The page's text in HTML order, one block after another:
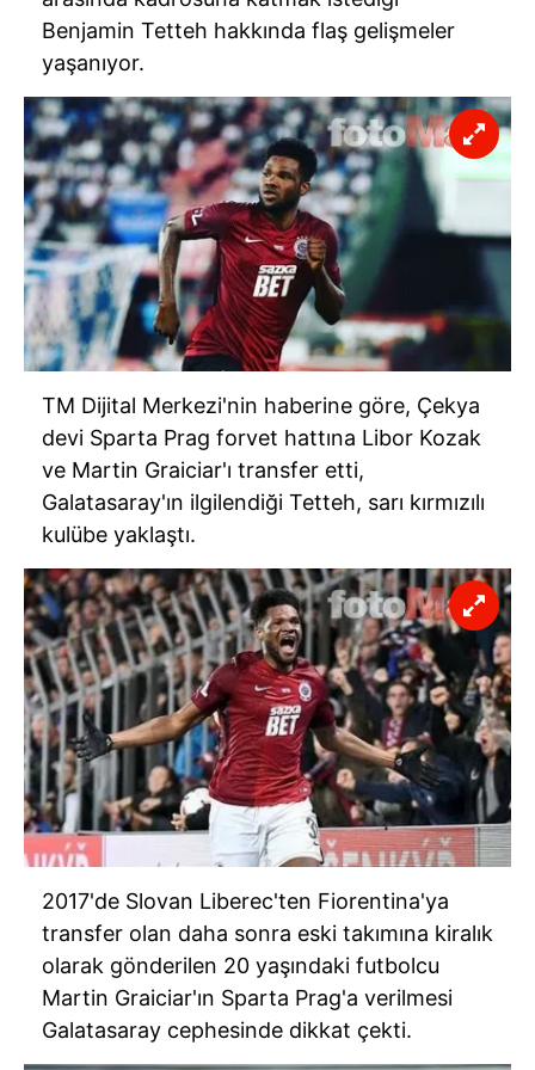
vasıtasıyla belirleyebilirsiniz. Çerezlere ilişkin detaylı bilgi
için Ayarlar butonuna tıklayabilir,
Çerez Bilgilendirme
Metnimiziziyaret edebilirsiniz.
6698 sayılı Kişisel Verilerin Korunması Kanunu uyarınca
hazırlanmış Aydınlatma Metnimizi okumak ve sitemizde
ilgili mevzuata uygun olarak kullanılan çerezlerle ilgili bilgi
almak için lütfentıklayınız.
Benjamin Tetteh hakkında flaş gelişmeler
yaşanıyor.
TM Dijital Merkezi'nin haberine göre, Çekya
devi Sparta Prag forvet hattına Libor Kozak
ve Martin Graiciar'ı transfer etti,
Galatasaray'ın ilgilendiği Tetteh, sarı kırmızılı
kulübe yaklaştı.
2017'de Slovan Liberec'ten Fiorentina'ya
transfer olan daha sonra eski takımına kiralık
olarak gönderilen 20 yaşındaki futbolcu
Martin Graiciar'ın Sparta Prag'a verilmesi
Galatasaray cephesinde dikkat çekti.